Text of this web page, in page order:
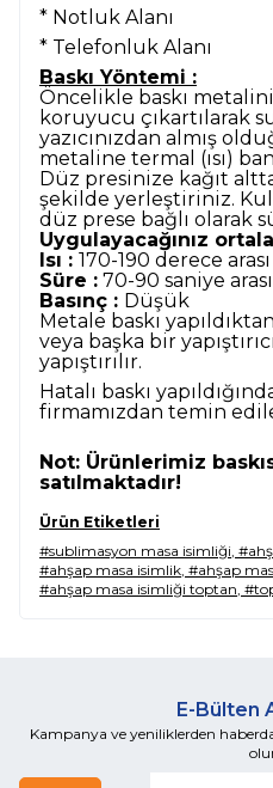
* Notluk Alanı
* Telefonluk Alanı
Baskı Yöntemi :
Öncelikle baskı
koruyucu çıkartılarak
yazıcınızdan almış
metaline termal (ısı)
Düz presinize kağıt
şekilde yerleştiriniz.
düz prese bağlı olarak
Uygulayacağınız
Isı : 170-190 derece arası
Süre : 70-90 saniye arası
Basınç : Düşük
Metale baskı
veya başka bir
yapıştırılır.
Hatalı baskı
firmamızdan temin
Not: Ürünlerimiz
satılmaktadır!
Ürün Etiketleri
#sublimasyon masa isimliği,
#ahşap masa isimlik, #ahşap
#ahşap masa isimliği toptan,
E-Bülten
Kampanya ve yeniliklerden